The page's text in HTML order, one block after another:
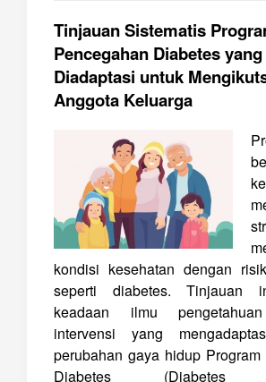
Tinjauan Sistematis
Pencegahan Diabetes yang
Diadaptasi untuk
Anggota Keluarga
kondisi kesehatan dengan
seperti diabetes. Tinjauan
keadaan ilmu
intervensi yang
perubahan gaya hidup Program
Diabetes (Diabetes